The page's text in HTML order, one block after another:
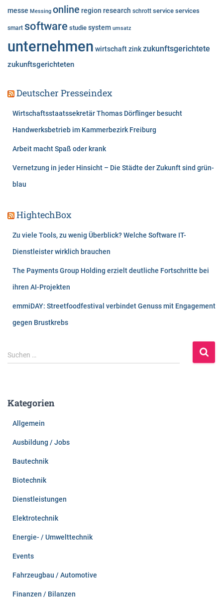
messe Messing online region research schrott service services
smart software studie system umsatz
unternehmen wirtschaftzinkzukunftsgerichtete
zukunftsgerichteten
Deutscher Presseindex
Wirtschaftsstaatssekretär Thomas Dörflinger besucht
Handwerksbetrieb im Kammerbezirk Freiburg
Arbeit macht Spaß oder krank
Vernetzung in jeder Hinsicht – Die Städte der Zukunft sind grün-
blau
HightechBox
Zu viele Tools, zu wenig Überblick? Welche Software IT-
Dienstleister wirklich brauchen
The Payments Group Holding erzielt deutliche Fortschritte bei
ihren AI-Projekten
emmiDAY: Streetfoodfestival verbindet Genuss mit Engagement
gegen Brustkrebs
S
u
n
Suchen …
Kategorien
Allgemein
Ausbildung / Jobs
Bautechnik
Biotechnik
Dienstleistungen
Elektrotechnik
Energie- / Umwelttechnik
Events
Fahrzeugbau / Automotive
Finanzen / Bilanzen